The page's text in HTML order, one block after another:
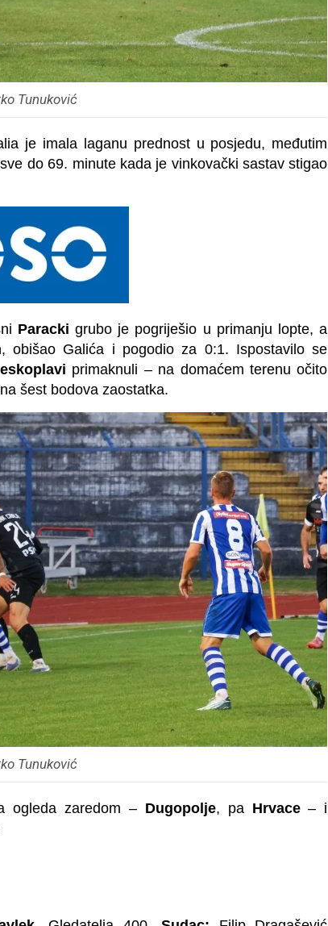
Tunuković
je imala laganu prednost u posjedu, međutim
do 69. minute kada je vinkovački sastav stigao
Paracki grubo je pogriješio u primanju lopte, a
obišao Galića i pogodio za 0:1. Ispostavilo se
primaknuli – na domaćem terenu očito
šest bodova zaostatka.
Tunuković
ogleda zaredom – Dugopolje, pa Hrvace– i